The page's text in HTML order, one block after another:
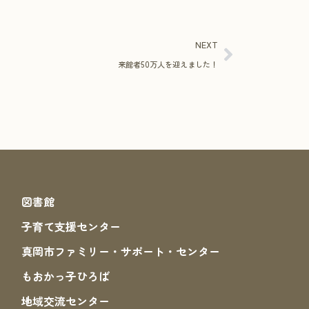
NEXT
来館者50万人を迎えました！
図書館
子育て支援センター
真岡市ファミリー・サポート・センター
もおかっ子ひろば
地域交流センター